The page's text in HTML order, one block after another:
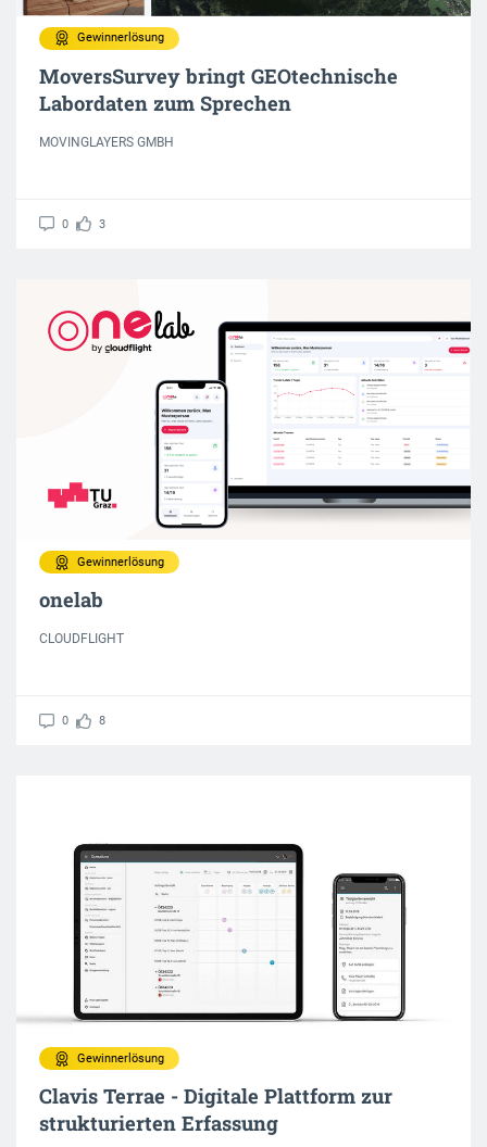
Gewinnerlösung
MoversSurvey bringt GEOtechnische
Labordaten zum Sprechen
MOVINGLAYERS GMBH
0 3
Gewinnerlösung
onelab
CLOUDFLIGHT
0 8
Gewinnerlösung
Clavis Terrae - Digitale Plattform zur
strukturierten Erfassung